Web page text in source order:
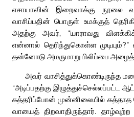
எசாயாவின் இறைவாக்கு நூலை
வாசிப்பதின் பொருள் உமக்குத்
அதற்கு அவர், “யாராவது
என்னால் தெரிந்துகொள்ள முடியும்?”
தன்னோடு அமருமாறு பிலிப்பை
அவர் வாசித்துக்கொண்டிருந்த
“அடிப்பதற்கு இழுத்துச்செல்லப்பட்ட
கத்தரிப்போன் முன்னிலையில்
வாயைத் திறவாதிருந்தார்.